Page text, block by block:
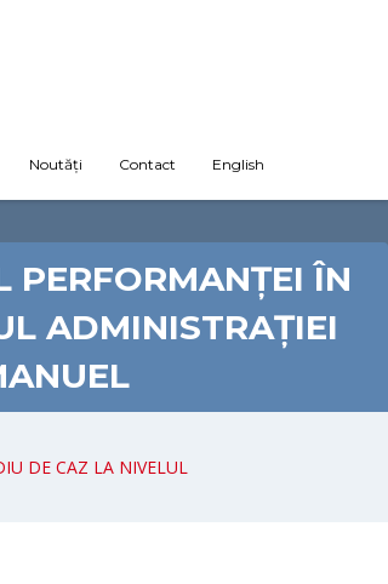
Noutăți Contact English
PERFORMANȚEI ÎN
ADMINISTRAȚIEI
DE CAZ LA NIVELUL